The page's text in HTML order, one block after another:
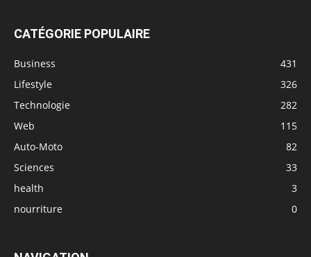
CATÉGORIE POPULAIRE
Business
431
Lifestyle
326
Technologie
282
Web
115
Auto-Moto
82
Sciences
33
health
3
nourriture
0